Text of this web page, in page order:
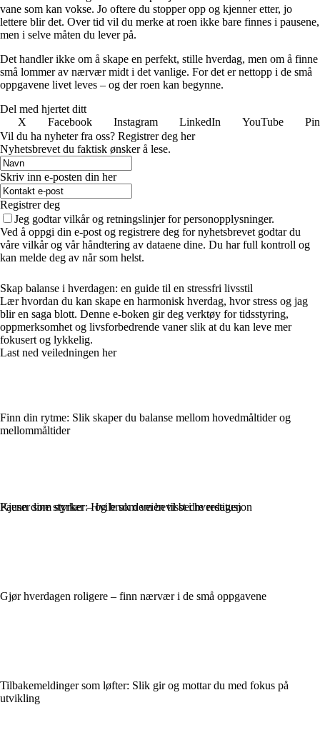
vane som kan vokse. Jo oftere du stopper opp og kjenner etter, jo
lettere blir det. Over tid vil du merke at roen ikke bare finnes i pausene,
men i selve måten du lever på.
Det handler ikke om å skape en perfekt, stille hverdag, men om å finne
små lommer av nærvær midt i det vanlige. For det er nettopp i de små
oppgavene livet leves – og der roen kan begynne.
Del med hjertet ditt
X
Facebook Instagram LinkedIn YouTube
Vil du ha nyheter fra oss? Registrer deg her
Nyhetsbrevet du faktisk ønsker å lese.
Skriv inn e-posten din her
Registrer deg
Jeg godtar vilkår og retningslinjer for personopplysninger.
Ved å oppgi din e-post og registrere deg for nyhetsbrevet godtar du
våre vilkår og vår håndtering av dataene dine. Du har full kontroll og
kan melde deg av når som helst.
Skap balanse i hverdagen: en guide til en stressfri livsstil
Lær hvordan du kan skape en harmonisk hverdag, hvor stress og jag
blir en saga blott. Denne e-boken gir deg verktøy for tidsstyring,
oppmerksomhet og livsforbedrende vaner slik at du kan leve mer
fokusert og lykkelig.
Last ned veiledningen her
Finn din rytme: Slik skaper du balanse mellom hovedmåltider og
mellommåltider
Pauser som styrker: Hvile som veien til bedre restitusjon
Gjør hverdagen roligere – finn nærvær i de små oppgavene
Tilbakemeldinger som løfter: Slik gir og mottar du med fokus på
utvikling
Kjenn dine styrker – og bruk dem bevisst i hverdagen